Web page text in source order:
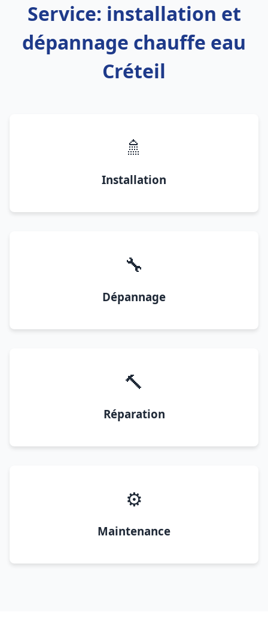
Service: installation et
dépannage chauffe eau
Créteil
🚿
Installation
🔧
Dépannage
🔨
Réparation
⚙️
Maintenance